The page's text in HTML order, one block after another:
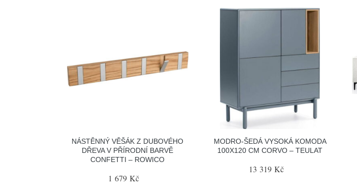
NÁSTĚNNÝ VĚŠÁK Z DUBOVÉHO
DŘEVA V PŘÍRODNÍ BARVĚ
CONFETTI – ROWICO
1 679 Kč
MODRO-ŠEDÁ VYSOKÁ KOMODA
100X120 CM CORVO – TEULAT
13 319 Kč